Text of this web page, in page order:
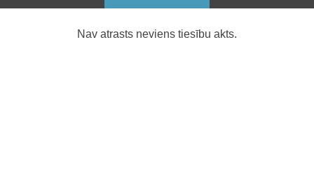
Nav atrasts neviens tiesību akts.